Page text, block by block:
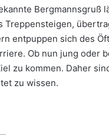
Treppensteigen,
entpuppen sich des
Ob nun jung oder
zu kommen. Daher
zu wissen.